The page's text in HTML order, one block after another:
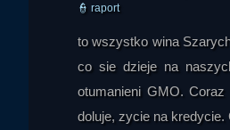
👮 raport
to wszystko wina
co sie dzieje na
otumanieni GMO.
doluje, zycie na